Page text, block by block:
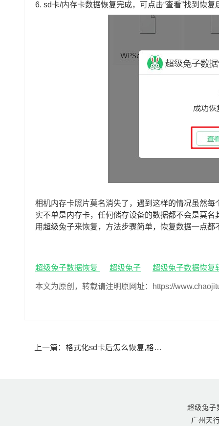
6. sd卡/内存卡数据恢复完成，可点击“查看”找到恢复
相机内存卡照片莫名消失了，遇到这样的情况虽然
实不单是内存卡，任何储存设备的数据都不会是莫
用超级兔子来恢复，方法步骤简单，恢复数据一点都
超级兔子数据恢复 超级兔子 超级兔子数据恢复
本文为原创，转载请注明原网址：https://
上一篇： 格式化sd卡后怎么恢复,格式化sd卡数据恢复
超级兔
广州天